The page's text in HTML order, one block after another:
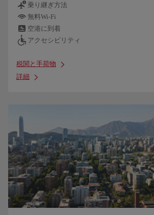
乗り継ぎ方法
無料Wi-Fi
空港に到着
アクセシビリティ
税関と手荷物
詳細